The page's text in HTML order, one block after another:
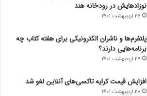
نوزادهایش در رودخانه هند
27 اردیبهشت 1401
پلتفرم‌ها و ناشران الکترونیکی برای هفته کتاب چه
برنامه‌هایی دارند؟
27 اردیبهشت 1401
افزایش قیمت کرایه تاکسی‌های آنلاین لغو شد
28 اردیبهشت 1401